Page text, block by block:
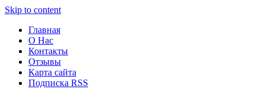
Skip to content
Главная
О Нас
Контакты
Отзывы
Карта сайта
Подписка RSS